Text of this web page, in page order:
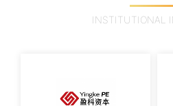
INSTITUTIONAL